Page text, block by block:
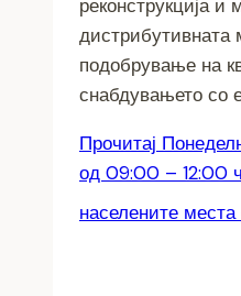
реконструкција
дистрибутивната
подобрување на
снабдувањето со
Прочитај
од 09:00 – 12:00
населените